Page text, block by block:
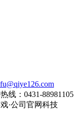
线：0431-88981105
·公司官网科技